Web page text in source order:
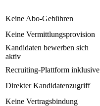
Keine Abo-Gebühren
Keine Vermittlungsprovision
Kandidaten bewerben sich
aktiv
Recruiting-Plattform inklusive
Direkter Kandidatenzugriff
Keine Vertragsbindung